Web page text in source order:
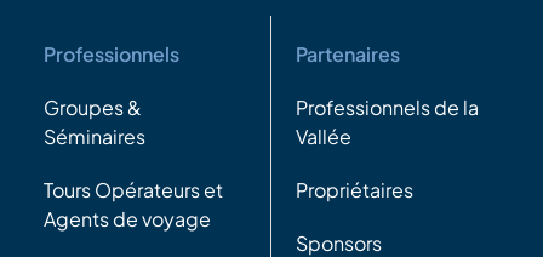
Professionnels
Groupes &
Séminaires
Tours Opérateurs et
Agents de voyage
Partenaires
Professionnels de la
Vallée
Propriétaires
Sponsors